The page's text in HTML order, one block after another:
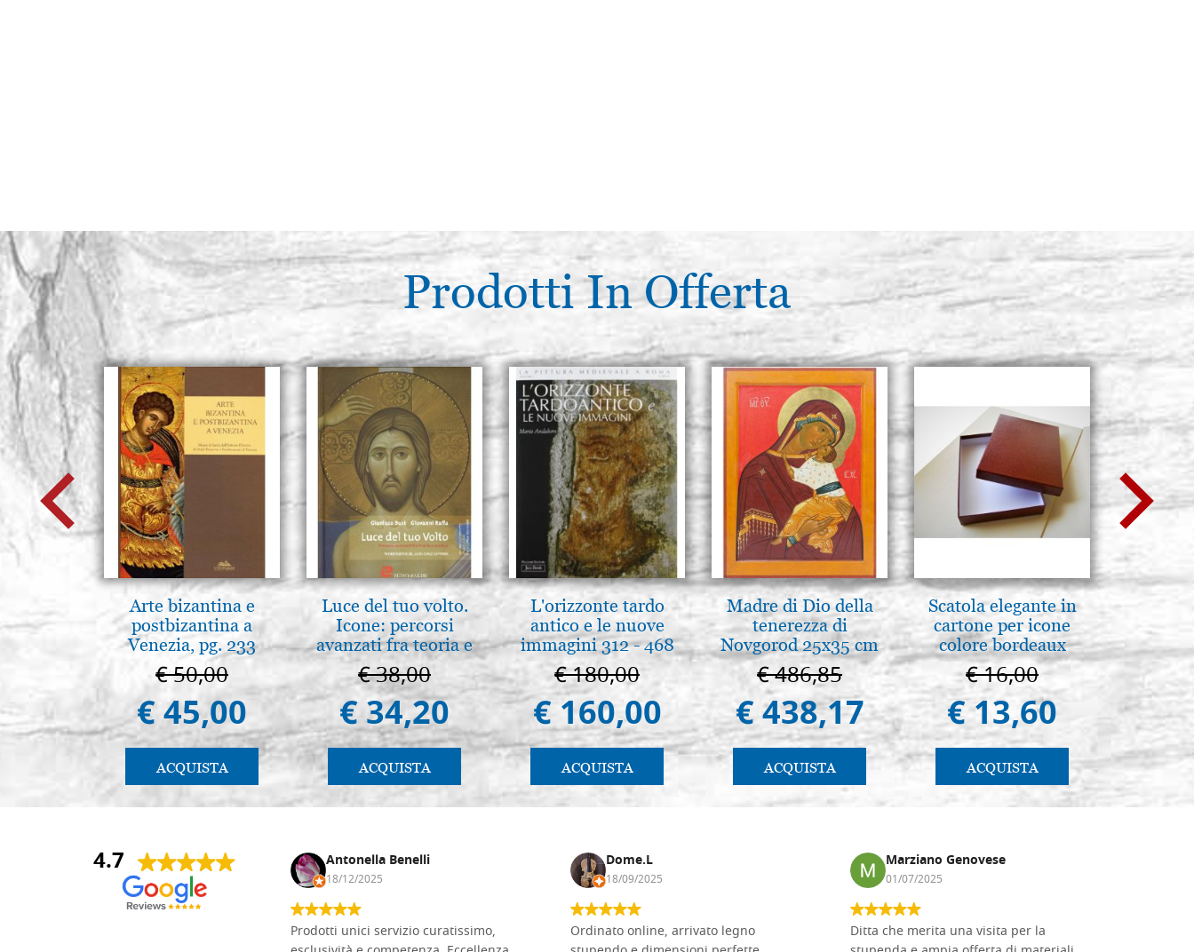
Prodotti In Offerta
Arte bizantina e
postbizantina a
Venezia, pg. 233
€ 50,00
€ 45,00
ACQUISTA
Luce del tuo volto.
Icone: percorsi
avanzati fra teoria e
pratica. pg. 430
€ 38,00
€ 34,20
ACQUISTA
L'orizzonte tardo
antico e le nuove
immagini 312 - 468
€ 180,00
€ 160,00
ACQUISTA
Madre di Dio della
tenerezza di
Novgorod 25x35 cm
€ 486,85
€ 438,17
ACQUISTA
Scatola elegante in
cartone per icone
colore bordeaux
€ 16,00
€ 13,60
ACQUISTA
della
(libro-
€
€
4.7
Andrea Monguzzi Antonella Benelli
18/12/2025
Prodotti unici servizio curatissimo,
Dome.L
18/09/2025
Ordinato online, arrivato legno
Marziano Genovese
01/07/2025
Ditta che merita una visita per la